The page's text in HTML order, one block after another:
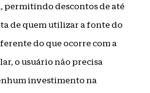
permitindo descontos de até
de quem utilizar a fonte do
do que ocorre com a
o usuário não precisa
investimento na